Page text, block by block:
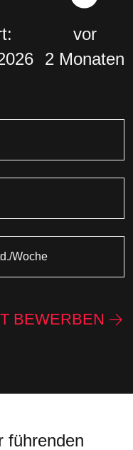
vor
2 Monaten
Woche
BEWERBEN
führenden